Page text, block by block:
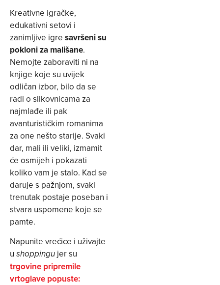
Kreativne igračke,
edukativni setovi i
zanimljive igre savršeni su
pokloni za mališane.
Nemojte zaboraviti ni na
knjige koje su uvijek
odličan izbor, bilo da se
radi o slikovnicama za
najmlađe ili pak
avanturističkim romanima
za one nešto starije. Svaki
dar, mali ili veliki, izmamit
će osmijeh i pokazati
koliko vam je stalo. Kad se
daruje s pažnjom, svaki
trenutak postaje poseban i
stvara uspomene koje se
pamte.
Napunite vrećice i uživajte
u shoppingu jer su
trgovine pripremile
vrtoglave popuste: